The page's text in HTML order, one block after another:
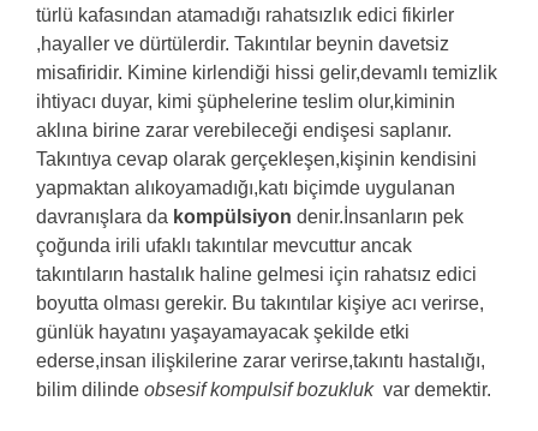
türlü kafasından atamadığı rahatsızlık edici fikirler
,hayaller ve dürtülerdir. Takıntılar beynin davetsiz
misafiridir. Kimine kirlendiği hissi gelir,devamlı temizlik
ihtiyacı duyar, kimi şüphelerine teslim olur,kiminin
aklına birine zarar verebileceği endişesi saplanır.
Takıntıya cevap olarak gerçekleşen,kişinin kendisini
yapmaktan alıkoyamadığı,katı biçimde uygulanan
davranışlara da kompülsiyon denir.İnsanların pek
çoğunda irili ufaklı takıntılar mevcuttur ancak
takıntıların hastalık haline gelmesi için rahatsız edici
boyutta olması gerekir. Bu takıntılar kişiye acı verirse,
günlük hayatını yaşayamayacak şekilde etki
ederse,insan ilişkilerine zarar verirse,takıntı hastalığı,
bilim dilinde obsesif kompulsif bozukluk var demektir.